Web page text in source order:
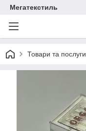
Мегатекстиль
Товари та послуги